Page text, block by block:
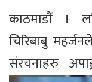
काठमाडौं ।
चिरिबाबु
संरचनाहरु